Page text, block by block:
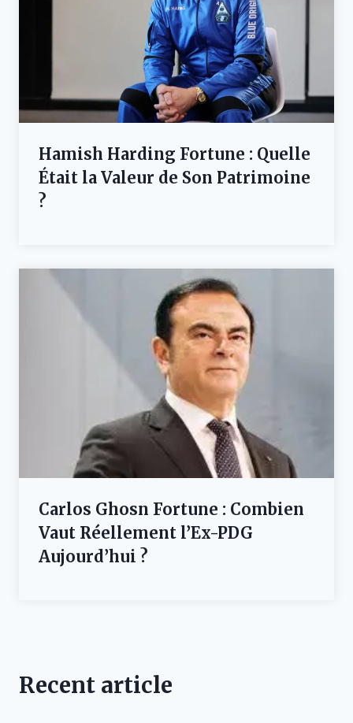
Hamish Harding Fortune : Quelle
Était la Valeur de Son Patrimoine
?
Carlos Ghosn Fortune : Combien
Vaut Réellement l’Ex-PDG
Aujourd’hui ?
Recent article